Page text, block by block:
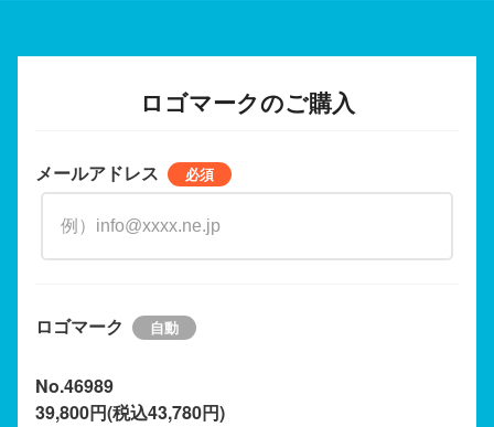
ロゴマークのご購入
メールアドレス
ロゴマーク
No.46989
39,800円(税込43,780円)